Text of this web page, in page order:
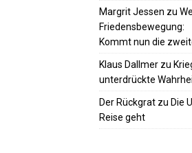
Margrit Jessen zu
Friedensbewegung:
Kommt nun die
Klaus Dallmerzu
unterdrückte
Der Rückgratzu Die
Reise geht